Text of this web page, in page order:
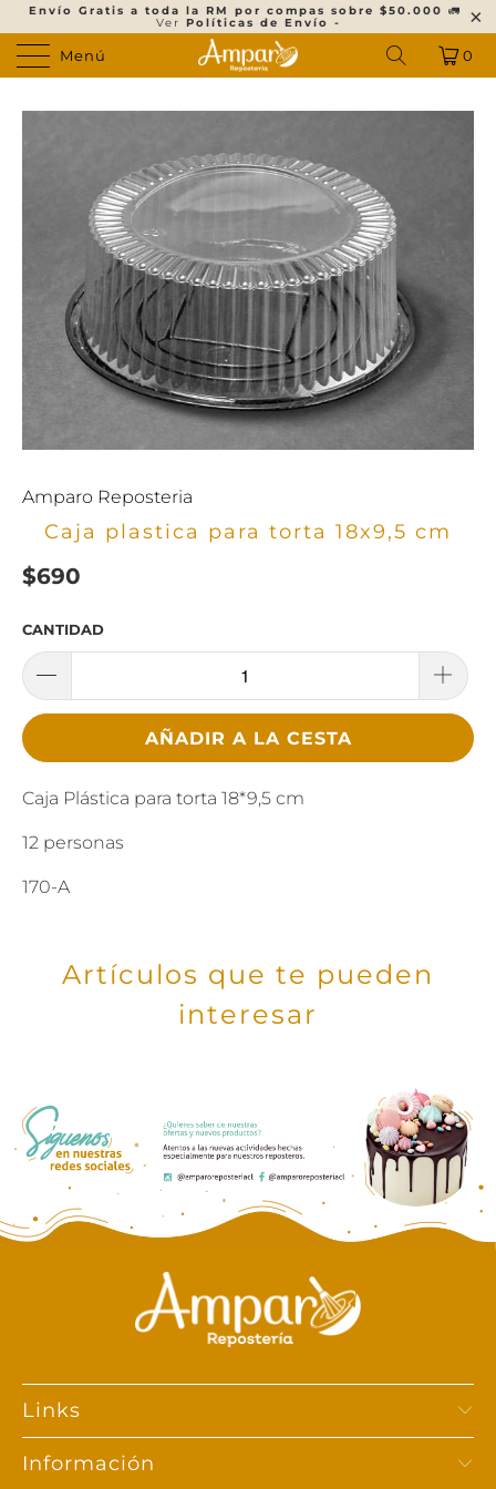
Envío Gratis a toda la RM por compas sobre $50.000 🚛
Ver Políticas de Envío -
Menú 0
Amparo Reposteria
Caja plastica para torta 18x9,5 cm
$690
CANTIDAD
AÑADIR A LA CESTA
Caja Plástica para torta 18*9,5 cm
12 personas
170-A
Artículos que te pueden
interesar
Links
Información